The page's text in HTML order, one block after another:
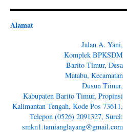
Alamat
Jalan A. Yani,
Komplek BPKSDM
Barito Timur, Desa
Matabu, Kecamatan
Dusun Timur,
Kabupaten Barito Timur, Propinsi
Kalimantan Tengah, Kode Pos 73611,
Telepon (0526) 2091327, Surel:
smkn1.tamianglayang@gmail.com